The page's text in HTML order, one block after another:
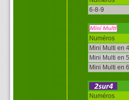
6-8-9
Numéros
Mini Multi en 4
Mini Multi en 5
Mini Multi en 6
Numéros